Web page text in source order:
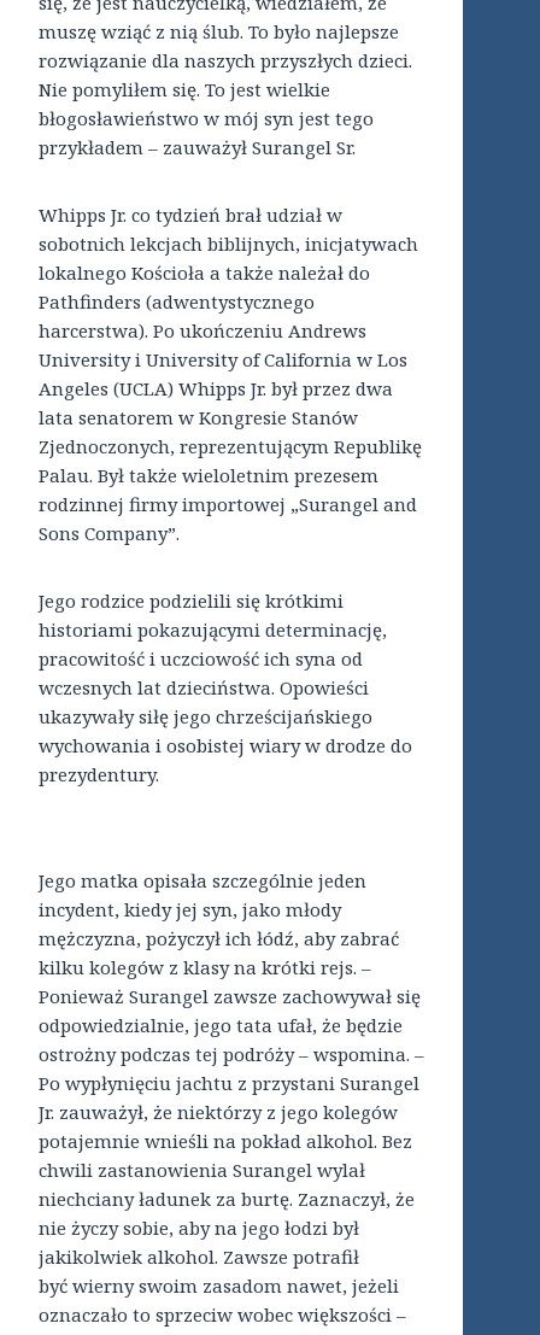
muszę wziąć z nią ślub. To było najlepsze
rozwiązanie dla naszych przyszłych dzieci.
Nie pomyliłem się. To jest wielkie
błogosławieństwo w mój syn jest tego
przykładem – zauważył Surangel Sr.
Whipps Jr. co tydzień brał udział w
sobotnich lekcjach biblijnych, inicjatywach
lokalnego Kościoła a także należał do
Pathfinders (adwentystycznego
harcerstwa). Po ukończeniu Andrews
University i University of California w Los
Angeles (UCLA) Whipps Jr. był przez dwa
lata senatorem w Kongresie Stanów
Zjednoczonych, reprezentującym Republikę
Palau. Był także wieloletnim prezesem
rodzinnej firmy importowej „Surangel and
Sons Company”.
Jego rodzice podzielili się krótkimi
historiami pokazującymi determinację,
pracowitość i uczciowość ich syna od
wczesnych lat dzieciństwa. Opowieści
ukazywały siłę jego chrześcijańskiego
wychowania i osobistej wiary w drodze do
prezydentury.
Jego matka opisała szczególnie jeden
incydent, kiedy jej syn, jako młody
mężczyzna, pożyczył ich łódź, aby zabrać
kilku kolegów z klasy na krótki rejs. –
Ponieważ Surangel zawsze zachowywał się
odpowiedzialnie, jego tata ufał, że będzie
ostrożny podczas tej podróży – wspomina. –
Po wypłynięciu jachtu z przystani Surangel
Jr. zauważył, że niektórzy z jego kolegów
potajemnie wnieśli na pokład alkohol. Bez
chwili zastanowienia Surangel wylał
niechciany ładunek za burtę. Zaznaczył, że
nie życzy sobie, aby na jego łodzi był
jakikolwiek alkohol. Zawsze potrafił
być wierny swoim zasadom nawet, jeżeli
oznaczało to sprzeciw wobec większości –